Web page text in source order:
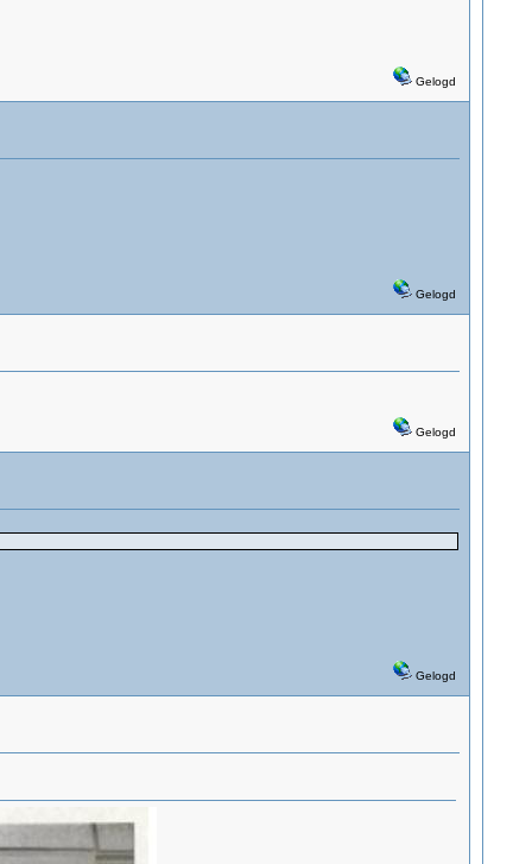
Gelogd
Gelogd
Gelogd
Gelogd